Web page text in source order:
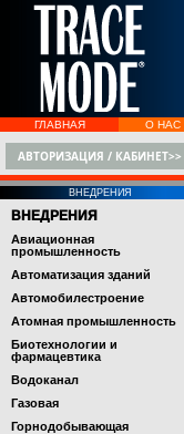
ГЛАВНАЯ О НАС
АВТОРИЗАЦИЯ / КАБИНЕТ>>
ВНЕДРЕНИЯ
ВНЕДРЕНИЯ
Авиационная
промышленность
Автоматизация зданий
Автомобилестроение
Атомная промышленность
Биотехнологии и
фармацевтика
Водоканал
Газовая
Горнодобывающая